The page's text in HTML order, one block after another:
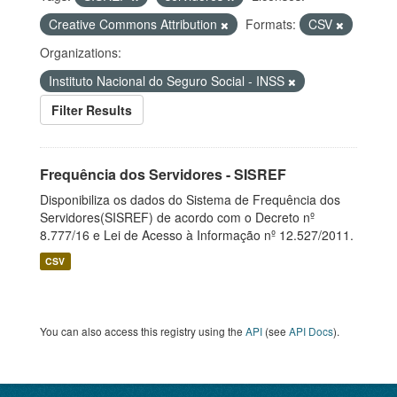
Creative Commons Attribution
Formats:
CSV
Organizations:
Instituto Nacional do Seguro Social - INSS
Filter Results
Frequência dos Servidores - SISREF
Disponibiliza os dados do Sistema de Frequência dos
Servidores(SISREF) de acordo com o Decreto nº
8.777/16 e Lei de Acesso à Informação nº 12.527/2011.
CSV
You can also access this registry using the API (see API Docs).